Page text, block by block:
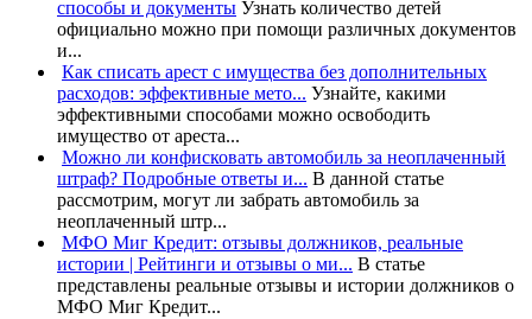
способы и документы Узнать количество детей
официально можно при помощи различных документов
и...
Как списать арест с имущества без дополнительных
расходов: эффективные мето... Узнайте, какими
эффективными способами можно освободить
имущество от ареста...
Можно ли конфисковать автомобиль за неоплаченный
штраф? Подробные ответы и... В данной статье
рассмотрим, могут ли забрать автомобиль за
неоплаченный штр...
МФО Миг Кредит: отзывы должников, реальные
истории | Рейтинги и отзывы о ми... В статье
представлены реальные отзывы и истории должников о
МФО Миг Кредит...